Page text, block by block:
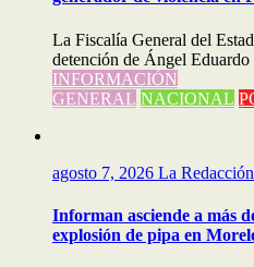
La Fiscalía General del
detención de Ángel Eduardo
INFORMACIÓN
GENERAL NACIONAL
agosto 7, 2026 La Redacción
Informan asciende a más
explosión de pipa en